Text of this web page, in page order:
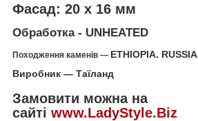
Фасад: 20 х 16 мм
Обработка - UNHEATED
Походження каменів — ETHIOPIA. RUSSIA
Виробник — Таїланд
Замовити можна на
сайті www.LadyStyle.Biz